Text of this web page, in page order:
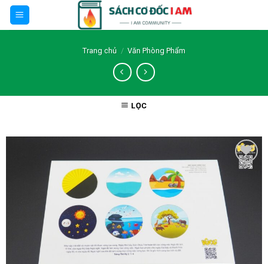
Skip
Trang chủ / Văn Phòng Phẩm
LỌC
Thêm wishlist